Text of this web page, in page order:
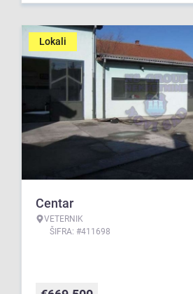
Lokali
Centar
VETERNIK
ŠIFRA: #411698